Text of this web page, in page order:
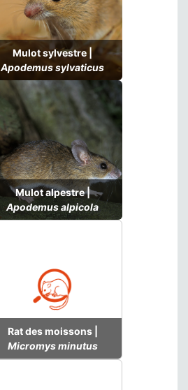
Mulot sylvestre |
Apodemus sylvaticus
Mulot alpestre |
Apodemus alpicola
Rat des moissons |
Micromys minutus